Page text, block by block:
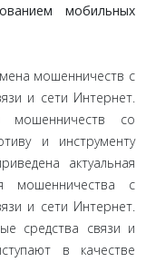
мобильных
мошенничеств с
и сети Интернет.
мошенничеств со
и инструменту
актуальная
мошенничества с
и сети Интернет.
средства связи и
в качестве